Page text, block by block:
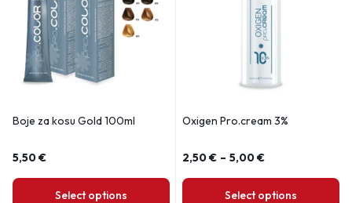
Boje za kosu Gold 100ml
5,50€
Select options
Oxigen Pro.cream 3%
2,50€ – 5,00€
Select options